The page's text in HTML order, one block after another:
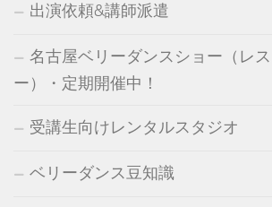
出演依頼&講師派遣
名古屋ベリーダンスショー（レ
ー）・定期開催中！
受講生向けレンタルスタジオ
ベリーダンス豆知識